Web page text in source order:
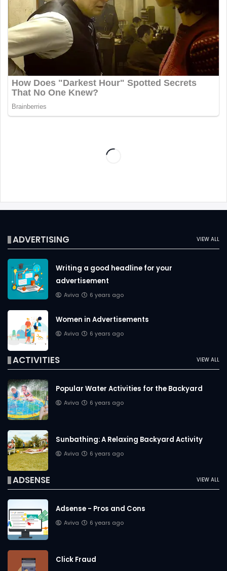
VIEW ALL
ADVERTISING
Writing a good headline for your
advertisement
Aviva 6 years ago
Women in Advertisements
Aviva 6 years ago
VIEW ALL
ACTIVITIES
Popular Water Activities for the Backyard
Aviva 6 years ago
Sunbathing: A Relaxing Backyard Activity
Aviva 6 years ago
VIEW ALL
ADSENSE
Adsense - Pros and Cons
Aviva 6 years ago
Click Fraud